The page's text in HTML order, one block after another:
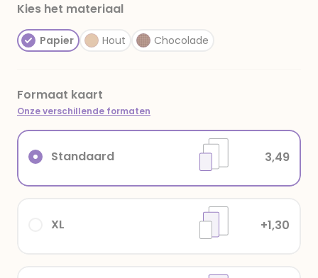
Kies het materiaal
Papier Hout Chocolade
Formaat kaart
Onze verschillende formaten
XL +1,30
Standaard 3,49